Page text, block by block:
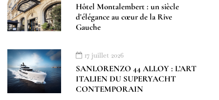
Hôtel Montalembert : un siècle
d'élégance au cœur de la Rive
Gauche
17 juillet 2026
SANLORENZO 44 ALLOY : L’ART
ITALIEN DU SUPERYACHT
CONTEMPORAIN